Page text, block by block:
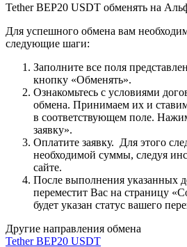
Tether BEP20 USDT обменять на
Для успешного обмена вам
следующие шаги:
Заполните все поля
кнопку «Обменять».
Ознакомьтесь с условиями
обмена. Принимаем их и
в соответствующем поле.
заявку».
Оплатите заявку. Для этого
необходимой суммы, следуя
сайте.
После выполнения указанных
переместит Вас на страницу
будет указан статус вашего
Другие направления обмена
Tether BEP20 USDT